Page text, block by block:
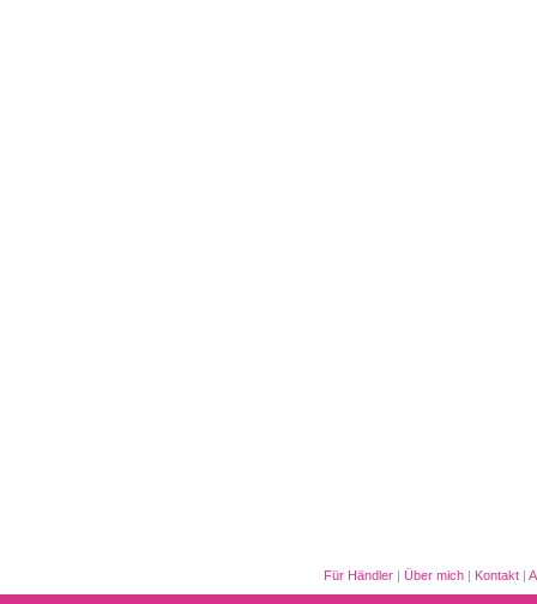
Für Händler | Über mich | Kontakt |